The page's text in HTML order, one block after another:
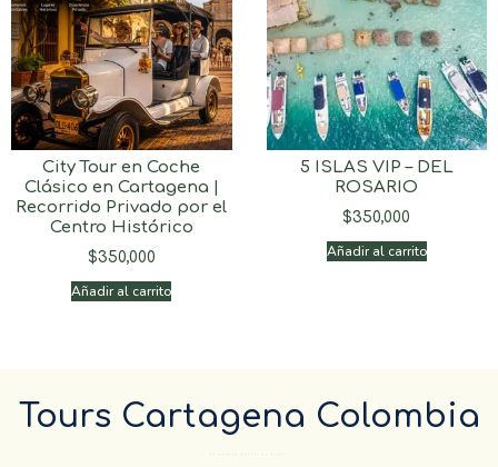
City Tour en Coche
Clásico en Cartagena |
Recorrido Privado por el
Centro Histórico
$350,000
Añadir al carrito
5 ISLAS VIP – DEL
ROSARIO
$350,000
Añadir al carrito
Tours Cartagena Colombia